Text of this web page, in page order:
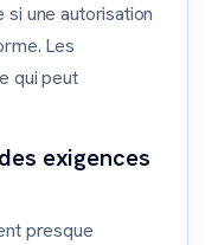
si une autorisation
Les
qui peut
exigences
presque